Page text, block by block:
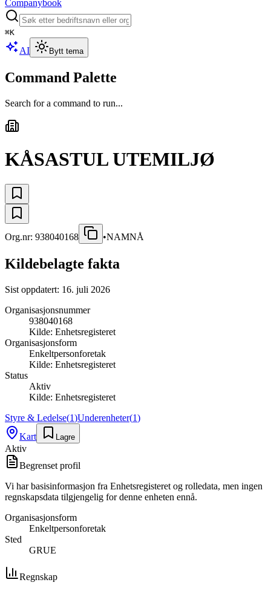
Companybook
⌘K
AI Bytt tema
Command Palette
Search for a command to run...
KÅSASTUL UTEMILJØ
Org.nr: 938040168 •NAMNÅ
Kildebelagte fakta
Sist oppdatert: 16. juli 2026
Organisasjonsnummer
938040168
Kilde: Enhetsregisteret
Organisasjonsform
Enkeltpersonforetak
Kilde: Enhetsregisteret
Status
Aktiv
Kilde: Enhetsregisteret
Styre & Ledelse(1)Underenheter(1)
Kart
Lagre
Aktiv
Begrenset profil
Vi har basisinformasjon fra Enhetsregisteret og rolledata, men ingen
regnskapsdata tilgjengelig for denne enheten ennå.
Organisasjonsform
Enkeltpersonforetak
Sted
GRUE
Regnskap